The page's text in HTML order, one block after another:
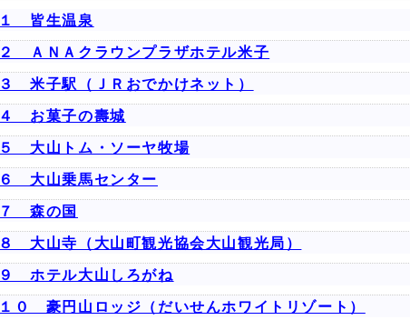
１ 皆生温泉
２ ＡＮＡクラウンプラザホテル米子
３ 米子駅（ＪＲおでかけネット）
４ お菓子の壽城
５ 大山トム・ソーヤ牧場
６ 大山乗馬センター
７ 森の国
８ 大山寺（大山町観光協会大山観光局）
９ ホテル大山しろがね
１０ 豪円山ロッジ（だいせんホワイトリゾート）